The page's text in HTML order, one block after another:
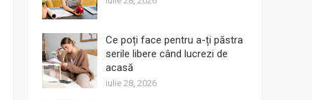
Ce poți face pentru a-ți păstra
serile libere când lucrezi de
acasă
iulie 28, 2026